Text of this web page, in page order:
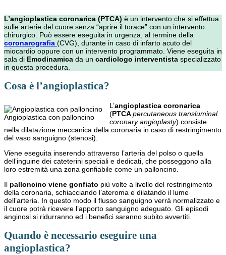
L’angioplastica coronarica (PTCA) è un intervento che si effettua
sulle arterie del cuore senza “aprire il torace” con un intervento
chirurgico. Può essere eseguita in urgenza, al termine della
coronarografia (CVG), durante in caso di infarto acuto del
miocardio oppure con un intervento programmato. Viene eseguita in
sala di Emodinamica da un cardiologo interventista specializzato
in questa procedura.
Cosa è l’angioplastica?
Angioplastica con palloncino
L’angioplastica coronarica
(PTCApercutaneous transluminal
coronary angioplasty) consiste
nella dilatazione meccanica della coronaria in caso di restringimento
del vaso sanguigno (stenosi).
Viene eseguita inserendo attraverso l’arteria del polso o quella
dell’inguine dei cateterini speciali e dedicati, che posseggono alla
loro estremità una zona gonfiabile come un palloncino.
Il palloncino viene gonfiato più volte a livello del restringimento
della coronaria, schiacciando l’ateroma e dilatando il lume
dell’arteria. In questo modo il flusso sanguigno verrà normalizzato e
il cuore potrà ricevere l’apporto sanguigno adeguato. Gli episodi
anginosi si ridurranno ed i benefici saranno subito avvertiti.
Quando è necessario eseguire una
angioplastica?